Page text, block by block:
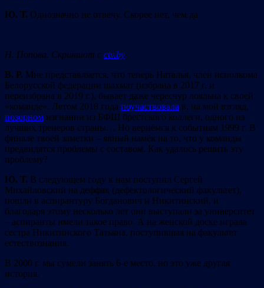
Ю. Т. Однозначно не отвечу. Скорее нет, чем да.
Н. Попова. Скриншот с ctv.by
В. Р. Мне представляется, что теперь Наталья, член исполкома
Белорусской федерации шахмат (избрана в 2017 г. и
переизбрана в 2019 г.), бывает даже чересчур лояльна к своей
«команде». Летом 2018 года поучаствовала в, на мой взгляд,
позорном изгнании из БФШ брестского коллеги, одного из
лучших тренеров страны… Но вернёмся к событиям 1999 г. В
финале твоей заметки – явный намёк на то, что у команды
предвидятся проблемы с составом. Как удалось решить эту
проблему?
Ю. Т. В следующем году к нам поступил Сергей
Михайловский на деффак (дефектологический факультет),
пошли в аспирантуру Богданович и Никитинский, и
благодаря этому несколько лет они выступали за университет
– аспиранты имели такое право. А на женской доске играла
сестра Никитинского Татьяна, поступившая на факультет
естествознания.
В 2000 г. мы сумели занять 6-е место, но это уже другая
история.